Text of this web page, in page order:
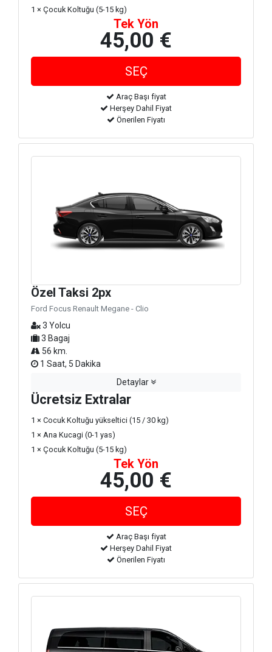
1 × Çocuk Koltuğu (5-15 kg)
Tek Yön
45,00 €
Araç Başı fiyat
Herşey Dahil Fiyat
Önerilen Fiyatı
Özel Taksi 2px
Ford Focus Renault Megane - Clio
3 Yolcu
3 Bagaj
56 km.
1 Saat, 5 Dakika
Detaylar
Ücretsiz Extralar
1 × Cocuk Koltuğu yükseltici (15 / 30 kg)
1 × Ana Kucagi (0-1 yas)
1 × Çocuk Koltuğu (5-15 kg)
Tek Yön
45,00 €
Araç Başı fiyat
Herşey Dahil Fiyat
Önerilen Fiyatı